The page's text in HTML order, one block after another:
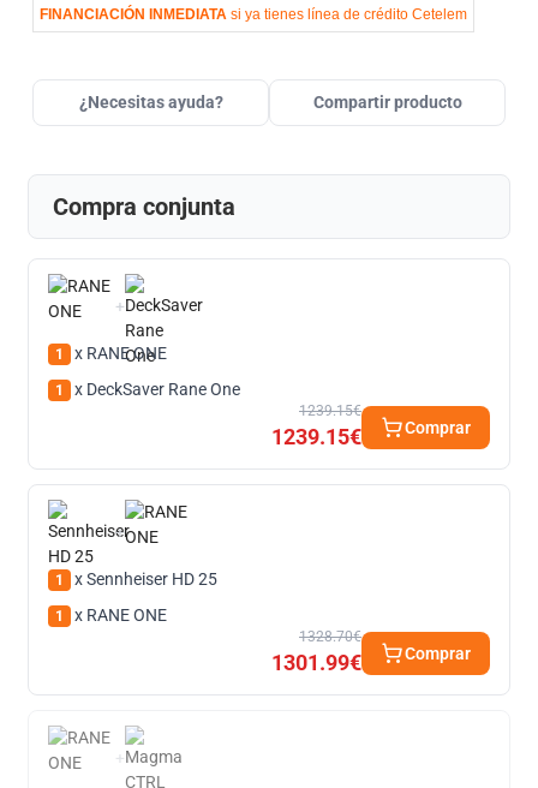
FINANCIACIÓN INMEDIATA si ya tienes línea de crédito Cetelem
¿Necesitas ayuda? Compartir producto
Compra conjunta
+
1 x RANE ONE
1 x DeckSaver Rane One
1239.15€
1239.15€ Comprar
+
1 x Sennheiser HD 25
1 x RANE ONE
1328.70€
1301.99€ Comprar
+